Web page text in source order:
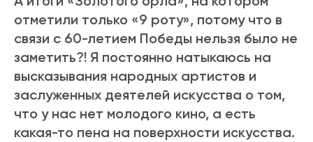
отметили только «9 роту», потому что в
связи с 60-летием Победы нельзя было не
заметить?! Я постоянно натыкаюсь на
высказывания народных артистов и
заслуженных деятелей искусства о том,
что у нас нет молодого кино, а есть
какая-то пена на поверхности искусства.